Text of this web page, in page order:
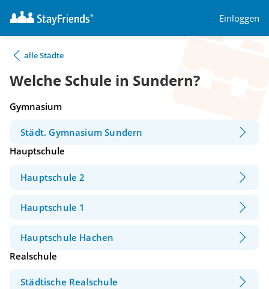
Einloggen
alle Städte
Welche Schule in Sundern?
Gymnasium
Städt. Gymnasium Sundern
Hauptschule
Hauptschule 2
Hauptschule 1
Hauptschule Hachen
Realschule
Städtische Realschule